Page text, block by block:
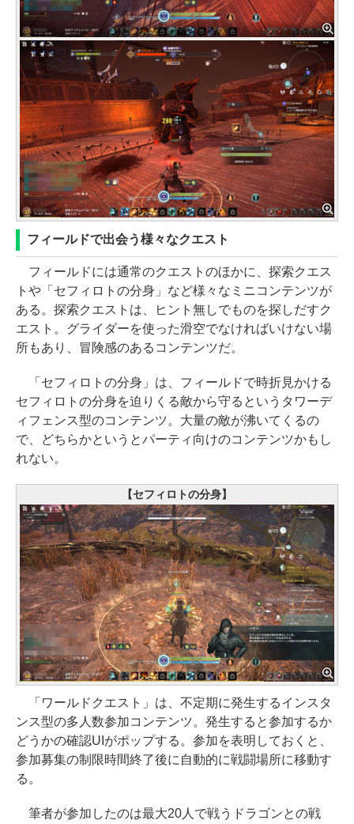
フィールドで出会う様々なクエスト
フィールドには通常のクエストのほかに、探索クエス
トや「セフィロトの分身」など様々なミニコンテンツが
ある。探索クエストは、ヒント無しでものを探しだすク
エスト。グライダーを使った滑空でなければいけない場
所もあり、冒険感のあるコンテンツだ。
「セフィロトの分身」は、フィールドで時折見かける
セフィロトの分身を迫りくる敵から守るというタワーデ
ィフェンス型のコンテンツ。大量の敵が沸いてくるの
で、どちらかというとパーティ向けのコンテンツかもし
れない。
【セフィロトの分身】
「ワールドクエスト」は、不定期に発生するインスタ
ンス型の多人数参加コンテンツ。発生すると参加するか
どうかの確認UIがポップする。参加を表明しておくと、
参加募集の制限時間終了後に自動的に戦闘場所に移動す
る。
筆者が参加したのは最大20人で戦うドラゴンとの戦